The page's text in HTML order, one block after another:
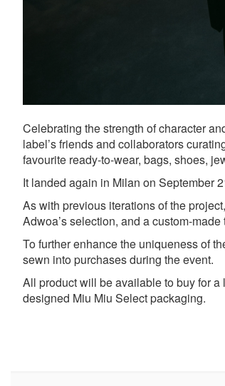
Celebrating the strength of character
label’s friends and collaborators
favourite ready-to-wear, bags, shoes,
It landed again in Milan on September
As with previous iterations of the
Adwoa’s selection, and a custom-
To further enhance the uniqueness of
sewn into purchases during the event.
All product will be available to buy for
designed Miu Miu Select packaging.